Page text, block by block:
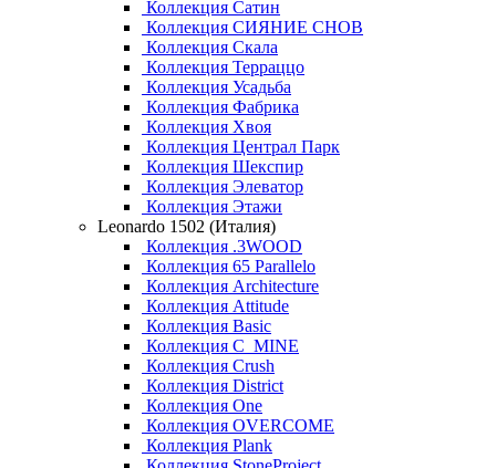
Коллекция Сатин
Коллекция СИЯНИЕ СНОВ
Коллекция Скала
Коллекция Терраццо
Коллекция Усадьба
Коллекция Фабрика
Коллекция Хвоя
Коллекция Централ Парк
Коллекция Шекспир
Коллекция Элеватор
Коллекция Этажи
Leonardo 1502 (Италия)
Коллекция .3WOOD
Коллекция 65 Parallelo
Коллекция Architecture
Коллекция Attitude
Коллекция Basic
Коллекция C_MINE
Коллекция Crush
Коллекция District
Коллекция One
Коллекция OVERCOME
Коллекция Plank